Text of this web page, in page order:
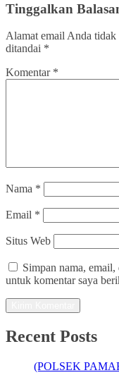
Tinggalkan
Alamat email Anda
ditandai *
Komentar *
Nama *
Email *
Situs Web
Simpan nama,
untuk komentar saya
Recent Posts
(POLSEK